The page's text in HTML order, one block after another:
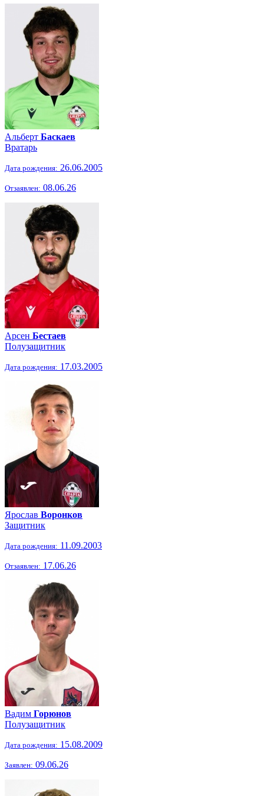
Альберт Баскаев
Вратарь
Дата рождения: 26.06.2005
Отзаявлен: 08.06.26
Арсен Бестаев
Полузащитник
Дата рождения: 17.03.2005
Ярослав Воронков
Защитник
Дата рождения: 11.09.2003
Отзаявлен: 17.06.26
Вадим Горюнов
Полузащитник
Дата рождения: 15.08.2009
Заявлен: 09.06.26